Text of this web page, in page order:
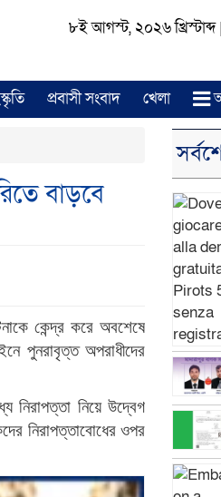
৮ই আগস্ট, ২০২৬ খ্রিস্টাব্দ|
প্রবাসী সংবাদ খেলা
বাড়বে
কেন্দ্র করে অবশেষে
পুনরাবৃত্ত অপরাধীদের
নিরাপত্তা নিয়ে উদ্বেগ
নিরাপত্তাবোধের ওপর